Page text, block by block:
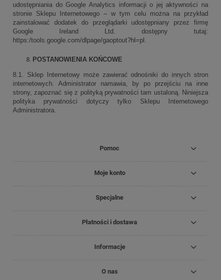
udostępniania do Google Analytics informacji o jej aktywności na
stronie Sklepu Internetowego – w tym celu można na przykład
zainstalować dodatek do przeglądarki udostępniany przez firmę
Google Ireland Ltd. dostępny tutaj:
https:/tools.google.com/dlpage/gaoptout?hl=pl.
POSTANOWIENIA KOŃCOWE
8.1. Sklep Internetowy może zawierać odnośniki do innych stron
internetowych. Administrator namawia, by po przejściu na inne
strony, zapoznać się z polityką prywatności tam ustaloną. Niniejsza
polityka prywatności dotyczy tylko Sklepu Internetowego
Administratora.
Pomoc
Moje konto
Specjalne
Płatności i dostawa
Informacje
O nas